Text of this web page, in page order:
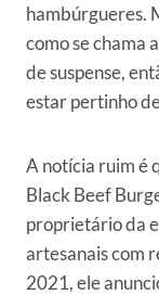
hambúrgueres.
como se chama
de suspense,
estar pertinho
A notícia ruim é
Black Beef
proprietário da
artesanais com
2021, ele